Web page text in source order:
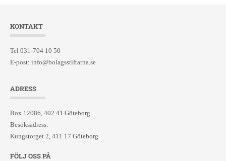
KONTAKT
Tel 031-704 10 50
E-post: info@bolagsstiftarna.se
ADRESS
Box 12086, 402 41 Göteborg
Besöksadress:
Kungstorget 2, 411 17 Göteborg
FÖLJ OSS PÅ